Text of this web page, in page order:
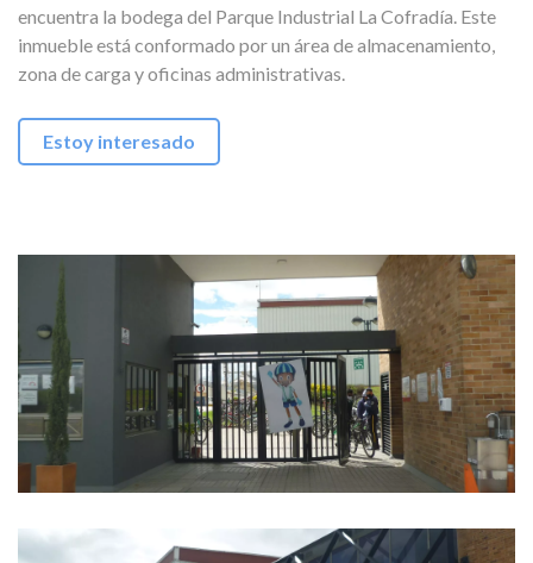
encuentra la bodega del Parque Industrial La Cofradía. Este
inmueble está conformado por un área de almacenamiento,
zona de carga y oficinas administrativas.
Estoy interesado